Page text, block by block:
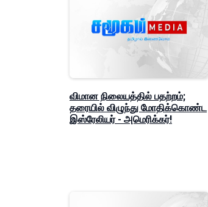
விமான நிலையத்தில் பதற்றம்;
தரையில் விழுந்து மோதிக்கொண்ட
இஸ்ரேலியர் - அமெரிக்கர்!